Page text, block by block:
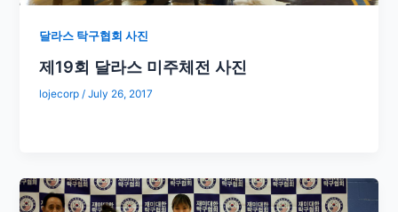
달라스 탁구협회 사진
제19회 달라스 미주체전 사진
lojecorp /July 26, 2017